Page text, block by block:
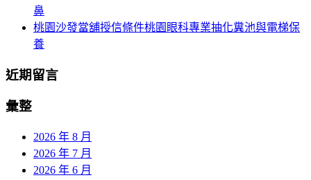
鼻
桃園沙發當舖授信條件桃園眼科專業抽化糞池與電梯保
養
近期留言
彙整
2026 年 8 月
2026 年 7 月
2026 年 6 月